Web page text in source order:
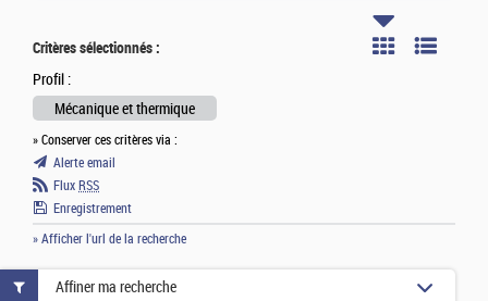
Critères sélectionnés :
Profil :
Mécanique et thermique
» Conserver ces critères via :
Alerte email
Flux RSS
Enregistrement
» Afficher l'url de la recherche
Affiner ma recherche